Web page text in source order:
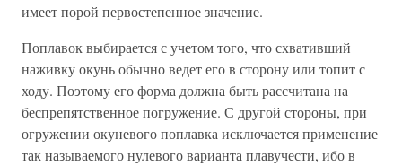
имеет порой первостепенное значение.
Поплавок выбирается с учетом того, что схвативший
наживку окунь обычно ведет его в сторону или топит с
ходу. Поэтому его форма должна быть рассчитана на
беспрепятственное погружение. С другой стороны, при
огружении окуневого поплавка исключается применение
так называемого нулевого варианта плавучести, ибо в